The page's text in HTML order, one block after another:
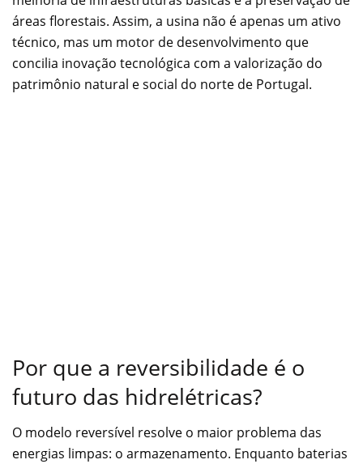
áreas florestais. Assim, a usina não é apenas um ativo
técnico, mas um motor de desenvolvimento que
concilia inovação tecnológica com a valorização do
patrimônio natural e social do norte de Portugal.
Por que a reversibilidade é o
futuro das hidrelétricas?
O modelo reversível resolve o maior problema das
energias limpas: o armazenamento. Enquanto baterias